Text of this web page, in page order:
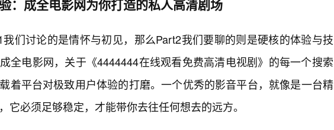
：成全电影网为你打造的私人高清剧场
们讨论的是情怀与初见，那么Part2我们要聊的则是硬核的体验与技
全电影网，关于《4444444在线观看免费高清电视剧》的每一个搜索
着平台对极致用户体验的打磨。一个优秀的影音平台，就像是一台精
它必须足够稳定，才能带你去往任何想去的远方。